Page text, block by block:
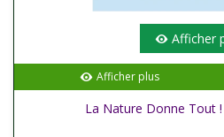
Afficher
Afficher plus
La Nature Donne Tout !